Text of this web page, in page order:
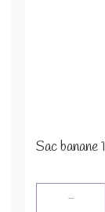
Sac
-